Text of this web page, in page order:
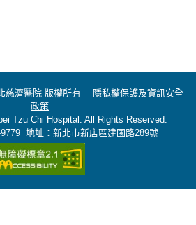
慈濟醫院 版權所有 隱私權保護及資訊安全
政策
Tzu Chi Hospital. All Rights Reserved.
地址：新北市新店區建國路289號